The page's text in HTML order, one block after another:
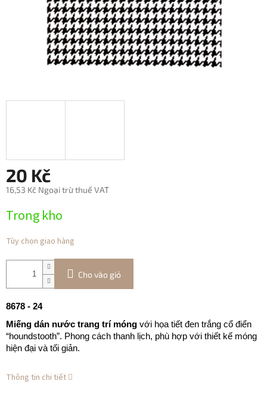
20 Kč
16,53 Kč Ngoại trừ thuế VAT
đo
Trong kho
Tùy chọn giao hàng
Cho vào giỏ
8678 - 24
Miếng dán nước trang trí móng với họa tiết đen trắng cổ điển
“houndstooth”. Phong cách thanh lịch, phù hợp với thiết kế móng
hiện đại và tối giản.
Thông tin chi tiết